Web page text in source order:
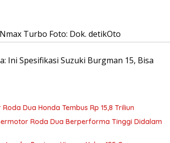
Turbo Foto: Dok. detikOto
Ini Spesifikasi Suzuki Burgman 15, Bisa
Dua Honda Tembus Rp 15,8 Triliun
Roda Dua Berperforma Tinggi Didalam